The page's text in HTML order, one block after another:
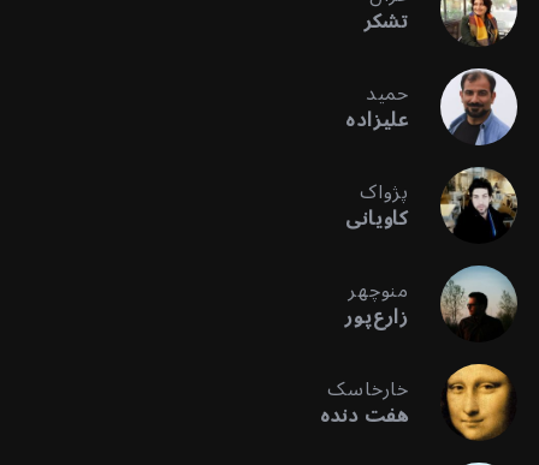
تشکر
حمید
علیزاده
پژواک
کاویانی
منوچهر
زارع‌پور
خارخاسک
هفت دنده